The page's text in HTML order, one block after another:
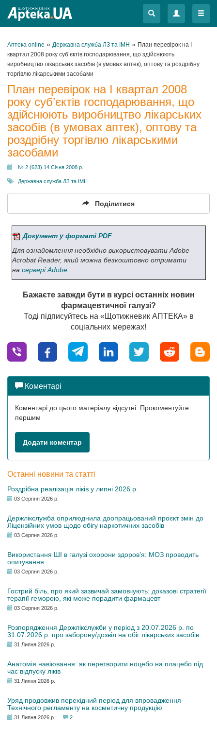
Меню
Меню
Аптека online » Державна служба ЛЗ та ІМН » План перевірок на І
квартал 2008 року суб’єктів господарювання, що здійснюють
виробництво лікарських засобів (в умовах аптек), оптову та роздрібну
торгівлю лікарськими засобами
План перевірок на І квартал 2008
року суб’єктів господарювання, що
здійснюють виробництво лікарських
засобів (в умовах аптек), оптову та
роздрібну торгівлю лікарськими
засобами
№ 2 (623) 14 Січня 2008 р.
Державна служба ЛЗ та ІМН
Поділитися
Документ у форматі PDF
Для ознайомлення необхідно використовувати Adobe
Acrobat Reader, який можна безкоштовно отримати
на сервері Adobe.
Бажаєте завжди бути в курсі останніх новин
фармацевтичної галузі?
Тоді підписуйтесь на «Щотижневик АПТЕКА» в
соціальних мережах!
Коментарі
Коментарі до цього матеріалу відсутні. Прокоментуйте
першим
Додати коментар
Останні новини та статті
Роздрібна реалізація ліків у липні 2026 р.
03 Серпня 2026 р.
Держлікслужба оприлюднила доопрацьований проєкт змін до
Ліцензійних умов щодо обігу наркотичних засобів
03 Серпня 2026 р.
Використання ШІ в галузі охорони здоров’я: МОЗ проводить
опитування
03 Серпня 2026 р.
Гострий біль, про який зазвичай замовчують: доказові стратегії
терапії геморою, які може порадити фармацевт
03 Серпня 2026 р.
Розпорядження Держлікслужби у період з 20.07.2026 р. по
31.07.2026 р. про заборону/дозвіл на обіг лікарських засобів
31 Липня 2026 р.
Анатомія навіювання: як перетворити ноцебо на плацебо під
час відпуску ліків
31 Липня 2026 р.
Уряд продовжив перехідний період для впровадження
Технічного регламенту на косметичну продукцію
31 Липня 2026 р. 2